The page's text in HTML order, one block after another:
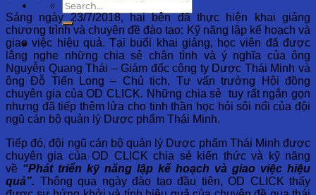
Sáng ngày 23/7/2018, hai bên đã thực hiện khai giảng
chương trình và chuyên đề đào tạo: Kỹ năng lập kế hoạch và
giao việc hiệu quả. Tại buổi khai giảng, học viên đã được
lắng nghe những chia sẻ chân tình và ý nghĩa của ông
Nguyễn Quang Thái – Giám đốc công ty Dược Thái Minh và
ông Đỗ Tiến Long – Chủ tịch, Tư vấn trưởng Hội đồng
chuyên gia của OD CLICK. Những chia sẻ tuy rất ngắn gọn
nhưng đã tiếp thêm lửa cho tinh thần học hỏi sôi nổi của đội
ngũ cán bộ quản lý Dược phẩm Thái Minh.
Tiếp đó, đội ngũ cán bộ quản lý Dược phẩm Thái Minh được
chuyên gia của OD CLICK chia sẻ kiến thức và kỹ năng
về “Phát triển kỹ năng lập kế hoạch và giao việc hiệu
quả”. Thông qua ngày đào tạo đầu tiên, OD CLICK thấy